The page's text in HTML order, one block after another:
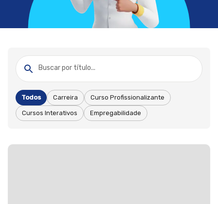
Buscar por título...
Todos Carreira Curso Profissionalizante
Cursos Interativos Empregabilidade